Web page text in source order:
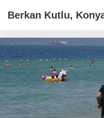
Berkan Kutlu,